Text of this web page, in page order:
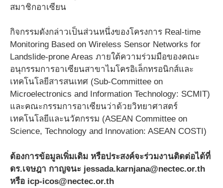
สมาชิกอาเซียน
กิจกรรมดังกล่าวเป็นส่วนหนึ่งของโครงการ Real-time
Monitoring Based on Wireless Sensor Networks for
Landslide-prone Areas ภายใต้ความร่วมมือของคณะ
อนุกรรมการอาเซียนสาขาไมโครอิเล็กทรอนิกส์และ
เทคโนโลยีสารสนเทศ (Sub-Committee on
Microelectronics and Information Technology: SCMIT)
และคณะกรรมการอาเซียนว่าด้วยวิทยาศาสตร์
เทคโนโลยีและนวัตกรรม (ASEAN Committee on
Science, Technology and Innovation: ASEAN COSTI)
ต้องการข้อมูลเพิ่มเติม หรือประสงค์จะร่วมงานติดต่อได้ที่
ดร.เจษฎา กาญจนะ jessada.karnjana@nectec.or.th
หรือ icp-icos@nectec.or.th